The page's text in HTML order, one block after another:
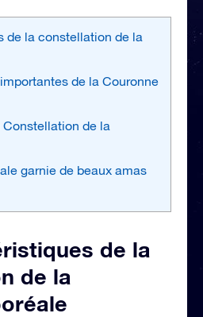
de la constellation de la
de la Couronne
de la
garnie de beaux amas
de la
de la